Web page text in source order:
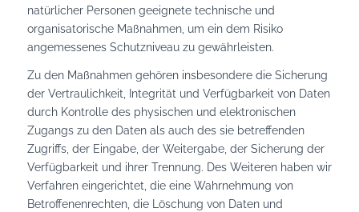
natürlicher Personen geeignete technische und
organisatorische Maßnahmen, um ein dem Risiko
angemessenes Schutzniveau zu gewährleisten.
Zu den Maßnahmen gehören insbesondere die Sicherung
der Vertraulichkeit, Integrität und Verfügbarkeit von Daten
durch Kontrolle des physischen und elektronischen
Zugangs zu den Daten als auch des sie betreffenden
Zugriffs, der Eingabe, der Weitergabe, der Sicherung der
Verfügbarkeit und ihrer Trennung. Des Weiteren haben wir
Verfahren eingerichtet, die eine Wahrnehmung von
Betroffenenrechten, die Löschung von Daten und